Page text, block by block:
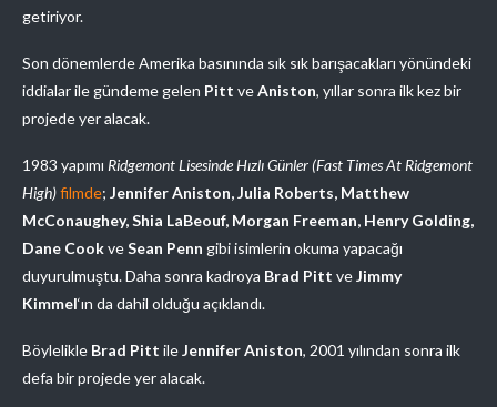
getiriyor.
Son dönemlerde Amerika basınında sık sık barışacakları yönündeki
iddialar ile gündeme gelen Pitt veAniston, yıllar sonra ilk kez bir
projede yer alacak.
1983 yapımı Ridgemont Lisesinde Hızlı Günler (Fast Times At Ridgemont
High)filmde; Jennifer Aniston, Julia Roberts, Matthew
McConaughey, Shia LaBeouf, Morgan Freeman, Henry Golding,
Dane CookveSean Penn gibi isimlerin okuma yapacağı
duyurulmuştu. Daha sonra kadroya Brad Pitt veJimmy
Kimmel‘ın da dahil olduğu açıklandı.
Böylelikle Brad Pitt ileJennifer Aniston, 2001 yılından sonra ilk
defa bir projede yer alacak.